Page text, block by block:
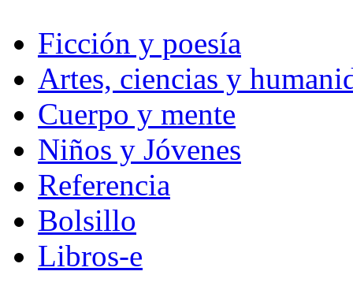
Ficción y poesía
Artes, ciencias y
Cuerpo y mente
Niños y Jóvenes
Referencia
Bolsillo
Libros-e